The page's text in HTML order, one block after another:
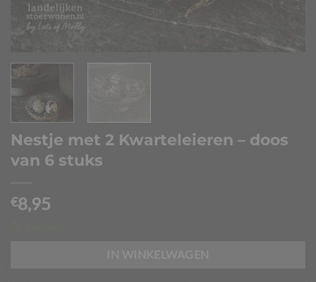
Nestje met 2 Kwarteleieren – doos
van 6 stuks
€8,95